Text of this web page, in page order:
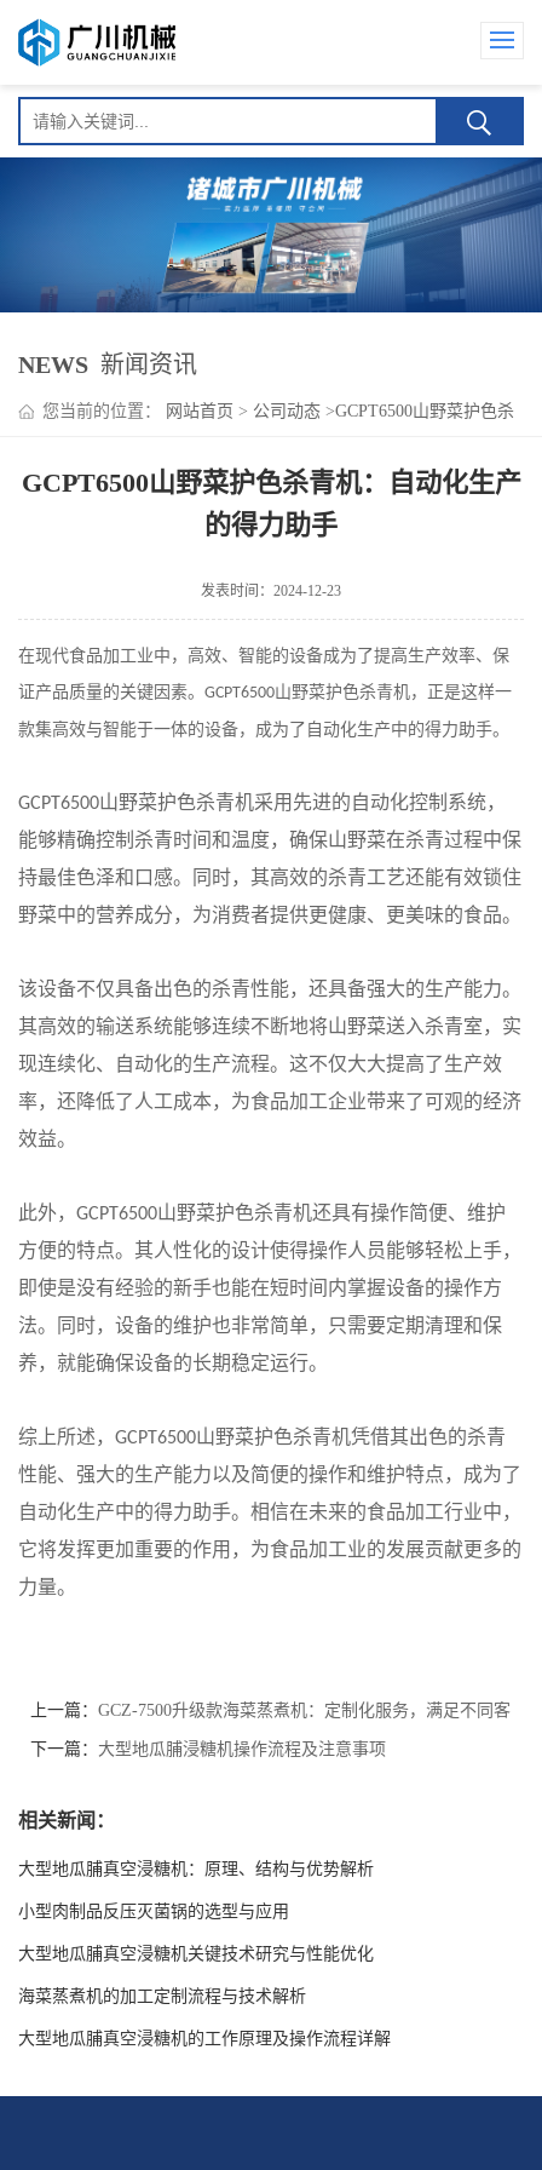
NEWS 新闻资讯
您当前的位置： 网站首页 > 公司动态 >GCPT6500山野菜护色杀
GCPT6500山野菜护色杀青机：自动化生产
的得力助手
发表时间：2024-12-23
在现代食品加工业中，高效、智能的设备成为了提高生产效率、保
证产品质量的关键因素。 GCPT6500山野菜护色杀青机，正是这样一
款集高效与智能于一体的设备，成为了自动化生产中的得力助手。
GCPT6500山野菜护色杀青机采用先进的自动化控制系统，
能够精确控制杀青时间和温度，确保山野菜在杀青过程中保
持最佳色泽和口感。同时，其高效的杀青工艺还能有效锁住
野菜中的营养成分，为消费者提供更健康、更美味的食品。
该设备不仅具备出色的杀青性能，还具备强大的生产能力。
其高效的输送系统能够连续不断地将山野菜送入杀青室，实
现连续化、自动化的生产流程。这不仅大大提高了生产效
率，还降低了人工成本，为食品加工企业带来了可观的经济
效益。
此外， GCPT6500山野菜护色杀青机还具有操作简便、维护
方便的特点。其人性化的设计使得操作人员能够轻松上手，
即使是没有经验的新手也能在短时间内掌握设备的操作方
法。同时，设备的维护也非常简单，只需要定期清理和保
养，就能确保设备的长期稳定运行。
综上所述， GCPT6500山野菜护色杀青机凭借其出色的杀青
性能、强大的生产能力以及简便的操作和维护特点，成为了
自动化生产中的得力助手。相信在未来的食品加工行业中，
它将发挥更加重要的作用，为食品加工业的发展贡献更多的
力量。
上一篇： GCZ-7500升级款海菜蒸煮机：定制化服务，满足不同客
户需求
下一篇： 大型地瓜脯浸糖机操作流程及注意事项
相关新闻：
大型地瓜脯真空浸糖机：原理、结构与优势解析
小型肉制品反压灭菌锅的选型与应用
大型地瓜脯真空浸糖机关键技术研究与性能优化
海菜蒸煮机的加工定制流程与技术解析
大型地瓜脯真空浸糖机的工作原理及操作流程详解